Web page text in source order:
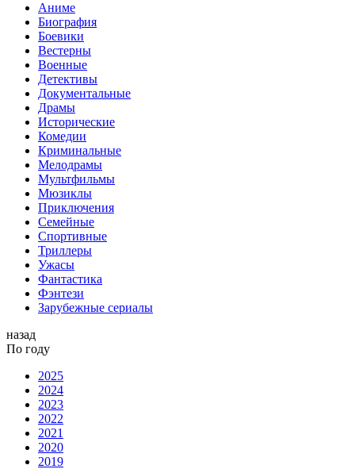
Аниме
Биография
Боевики
Вестерны
Военные
Детективы
Документальные
Драмы
Исторические
Комедии
Криминальные
Мелодрамы
Мультфильмы
Мюзиклы
Приключения
Семейные
Спортивные
Триллеры
Ужасы
Фантастика
Фэнтези
Зарубежные сериалы
назад
По году
2025
2024
2023
2022
2021
2020
2019